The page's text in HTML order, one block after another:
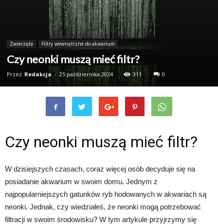
Zwierzęta Filtry wewnętrzne do akwarium
Czy neonki muszą mieć filtr?
Przez Redakcja - 25 października 2024 311 0
Czy neonki muszą mieć filtr?
W dzisiejszych czasach, coraz więcej osób decyduje się na
posiadanie akwarium w swoim domu. Jednym z
najpopularniejszych gatunków ryb hodowanych w akwariach są
neonki. Jednak, czy wiedziałeś, że neonki mogą potrzebować
filtracji w swoim środowisku? W tym artykule przyjrzymy się